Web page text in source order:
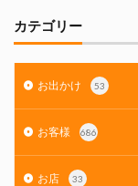
カテゴリー
お出かけ 53
お客様 686
お店 33